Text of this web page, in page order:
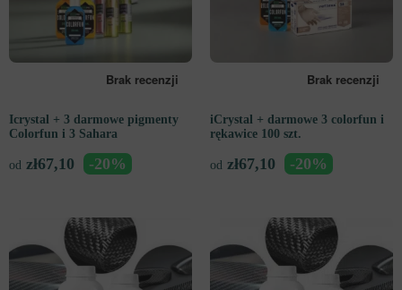
Icrystal + 3 darmowe pigmenty
Colorfun i 3 Sahara
od zł67,10 -20%
iCrystal + darmowe 3 colorfun i
rękawice 100 szt.
od zł67,10 -20%